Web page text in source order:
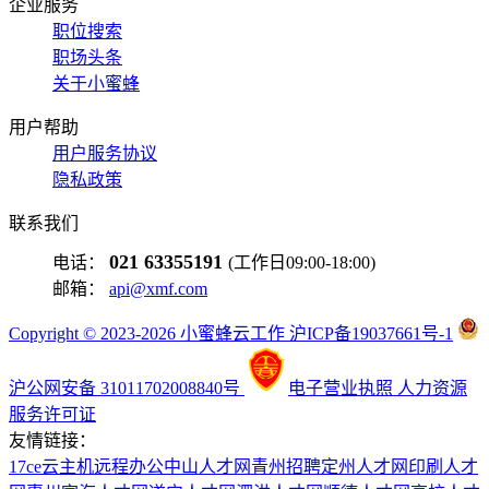
企业服务
职位搜索
职场头条
关于小蜜蜂
用户帮助
用户服务协议
隐私政策
联系我们
电话： 021 63355191 (工作日09:00-18:00)
邮箱： api@xmf.com
Copyright © 2023-2026 小蜜蜂云工作 沪ICP备19037661号-1
沪公网安备 31011702008840号 电子营业执照 人力资源
服务许可证
友情链接：
17ce云主机远程办公中山人才网 青州招聘定州人才网 印刷人才